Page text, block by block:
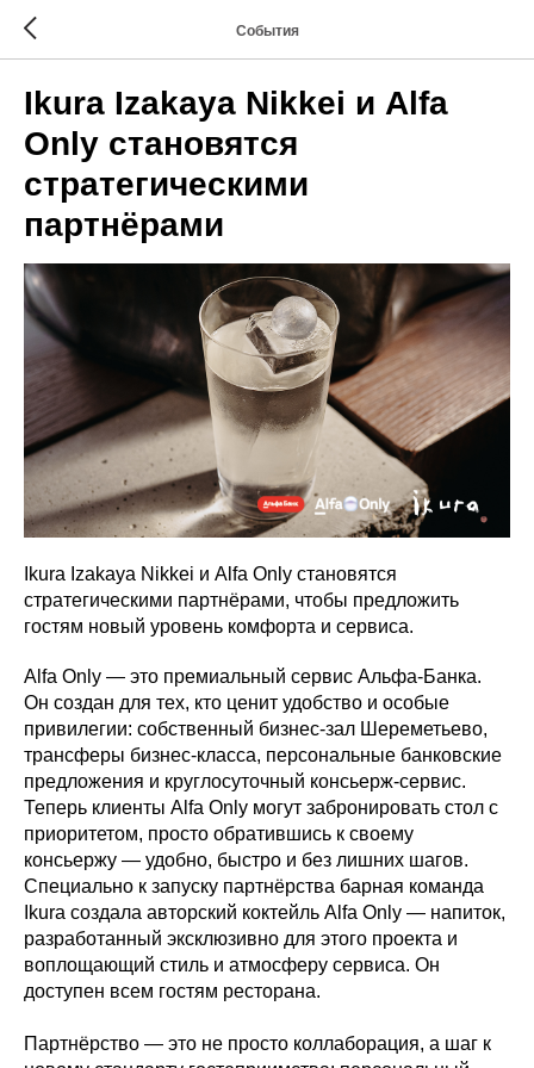
События
Ikura Izakaya Nikkei и Alfa
Only становятся
стратегическими
партнёрами
Ikura Izakaya Nikkei и Alfa Only становятся
стратегическими партнёрами, чтобы предложить
гостям новый уровень комфорта и сервиса.
Alfa Only — это премиальный сервис Альфа-Банка.
Он создан для тех, кто ценит удобство и особые
привилегии: собственный бизнес-зал Шереметьево,
трансферы бизнес-класса, персональные банковские
предложения и круглосуточный консьерж-сервис.
Теперь клиенты Alfa Only могут забронировать стол с
приоритетом, просто обратившись к своему
консьержу — удобно, быстро и без лишних шагов.
Специально к запуску партнёрства барная команда
Ikura создала авторский коктейль Alfa Only — напиток,
разработанный эксклюзивно для этого проекта и
воплощающий стиль и атмосферу сервиса. Он
доступен всем гостям ресторана.
Партнёрство — это не просто коллаборация, а шаг к